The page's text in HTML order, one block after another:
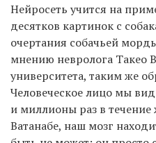
Нейросеть учится на
десятков картинок с
очертания собачьей
мнению невролога Такео
университета, таким же
Человеческое лицо мы
и миллионы раз в
Ватанабе, наш мозг